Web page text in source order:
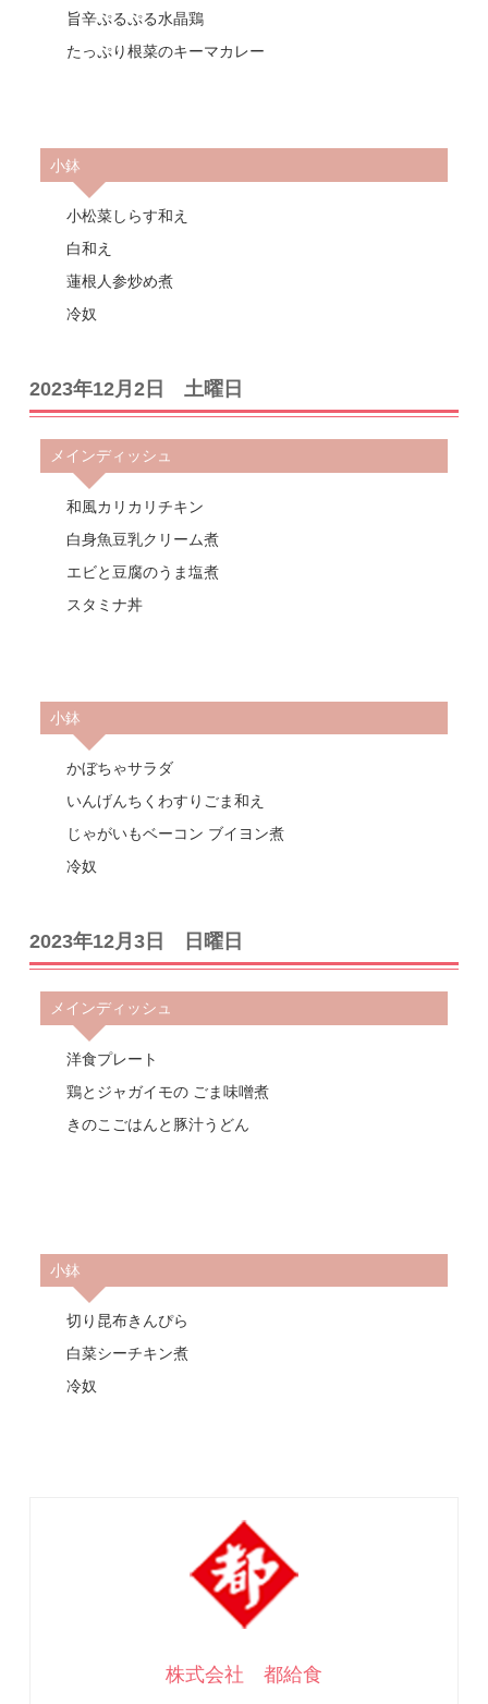
旨辛ぷるぷる水晶鶏
たっぷり根菜のキーマカレー
小鉢
小松菜しらす和え
白和え
蓮根人参炒め煮
冷奴
2023年12月2日 土曜日
メインディッシュ
和風カリカリチキン
白身魚豆乳クリーム煮
エビと豆腐のうま塩煮
スタミナ丼
小鉢
かぼちゃサラダ
いんげんちくわすりごま和え
じゃがいもベーコン ブイヨン煮
冷奴
2023年12月3日 日曜日
メインディッシュ
洋食プレート
鶏とジャガイモの ごま味噌煮
きのこごはんと豚汁うどん
小鉢
切り昆布きんぴら
白菜シーチキン煮
冷奴
株式会社 都給食